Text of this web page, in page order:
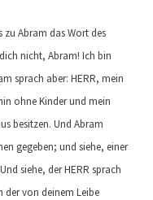
zu Abram das Wort des
nicht, Abram! Ich bin
sprach aber: HERR, mein
ohne Kinder und mein
besitzen. Und Abram
gegeben; und siehe, einer
siehe, der HERR sprach
der von deinem Leibe